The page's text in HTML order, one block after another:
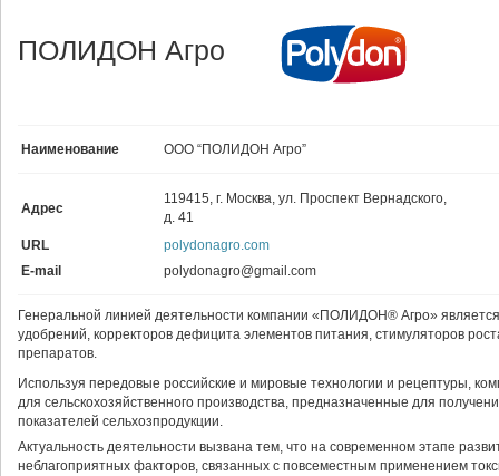
ПОЛИДОН Агро
Наименование ООО “ПОЛИДОН Агро”
Адрес
119415, г. Москва, ул. Проспект Вернадского,
д. 41
URL
polydonagro.com
E-mail
polydonagro@gmail.com
Генеральной линией деятельности компании «ПОЛИДОН® Агро»
удобрений, корректоров дефицита элементов питания, стимуляторов
препаратов.
Используя передовые российские и мировые технологии и рецептуры,
для сельскохозяйственного производства, предназначенные для
показателей сельхозпродукции.
Актуальность деятельности вызвана тем, что на современном этапе
неблагоприятных факторов, связанных с повсеместным применением